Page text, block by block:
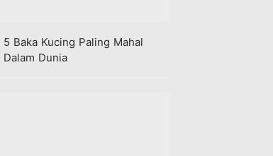
5 Baka Kucing Paling Mahal
Dalam Dunia